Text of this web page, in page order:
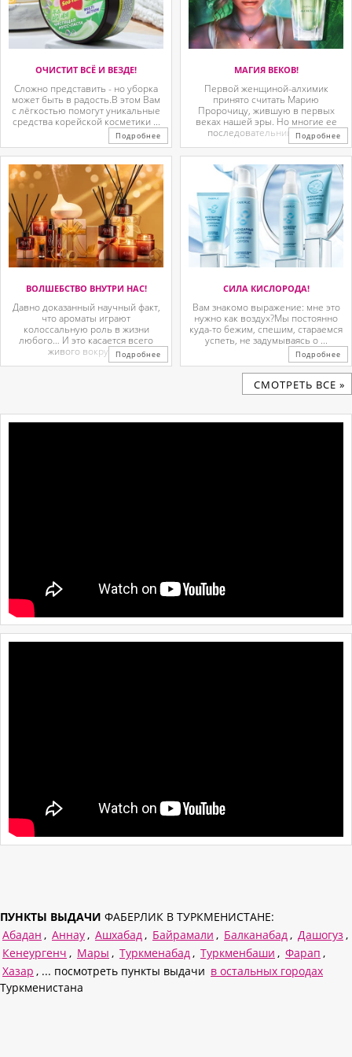
ОЧИСТИТ ВСЁ И ВЕЗДЕ!
Сложно представить - но уборка
может быть в радость.В этом Вам
с лёгкостью помогут уникальные
средства корейской косметики ...
Подробнее
МАГИЯ ВЕКОВ!
Первой женщиной-алхимик
принято считать Марию
Пророчицу, жившую в первых
веках нашей эры. Но многие ее
последовательницы так ...
Подробнее
ВОЛШЕБСТВО ВНУТРИ НАС!
Давно доказанный научный факт,
что ароматы играют
колоссальную роль в жизни
любого… И это касается всего
живого вокруг. ...Подробнее
СИЛА КИСЛОРОДА!
Вам знакомо выражение: мне это
нужно как воздух?Мы постоянно
куда-то бежим, спешим, стараемся
успеть, не задумываясь о ...
Подробнее
CМОТРЕТЬ ВСЕ »
ПУНКТЫ ВЫДАЧИ ФАБЕРЛИК В ТУРКМЕНИСТАНЕ:
Абадан , Аннау , Ашхабад , Байрамали , Балканабад , Дашогуз ,
Кенеургенч , Мары , Туркменабад , Туркменбаши , Фарап ,
Хазар , ... посмотреть пункты выдачи в остальных городах
Туркменистана